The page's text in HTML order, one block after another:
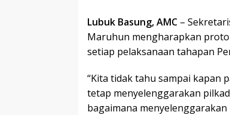
Lubuk Basung, AMC –
Maruhun mengharapkan
setiap pelaksanaan tahapan
“Kita tidak tahu sampai kapan
tetap menyelenggarakan
bagaimana